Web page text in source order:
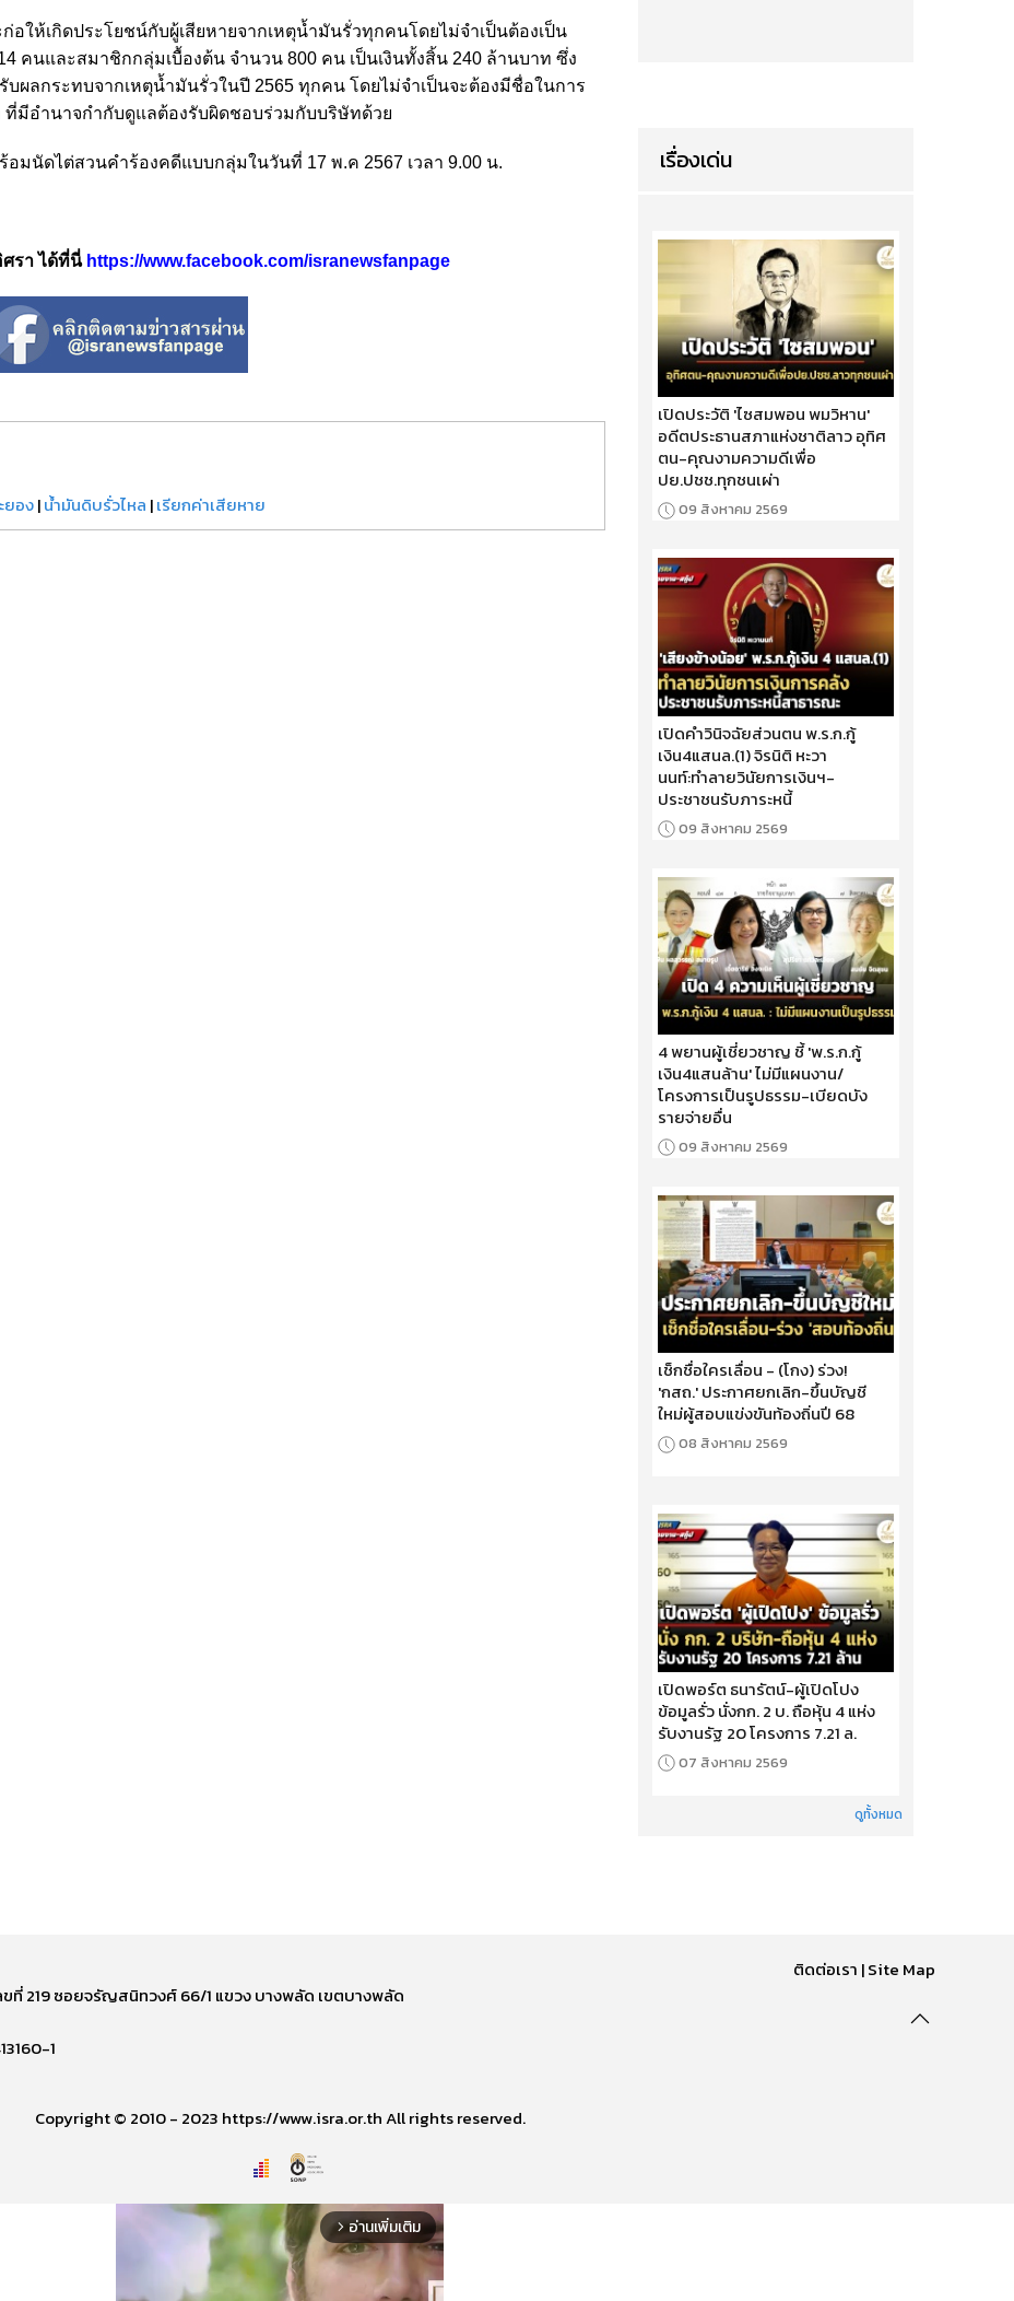
ให้เกิดประโยชน์กับผู้เสียหายจากเหตุน้ำมันรั่วทุกคนโดยไม่จำเป็นต้องเป็น
คนและสมาชิกกลุ่มเบื้องต้น จำนวน 800 คน เป็นเงินทั้งสิ้น 240 ล้านบาท ซึ่ง
ผลกระทบจากเหตุน้ำมันรั่วในปี 2565 ทุกคน โดยไม่จำเป็นจะต้องมีชื่อในการ
มีอำนาจกำกับดูแลต้องรับผิดชอบร่วมกับบริษัทด้วย
มนัดไต่สวนคำร้องคดีแบบกลุ่มในวันที่ 17 พ.ค 2567 เวลา 9.00 น.
รา ได้ที่นี่ https://www.facebook.com/isranewsfanpage
ยอง|น้ำมันดิบรั่วไหล |เรียกค่าเสียหาย
เรื่องเด่น
เปิดประวัติ 'ไซสมพอน พมวิหาน'
อดีตประธานสภาแห่งชาติลาว อุทิศ
ตน-คุณงามความดีเพื่อ
ปย.ปชช.ทุกชนเผ่า
09 สิงหาคม 2569
เปิดคำวินิจฉัยส่วนตน พ.ร.ก.กู้
เงิน4แสนล.(1) จิรนิติ หะวา
นนท์:ทำลายวินัยการเงินฯ-
ประชาชนรับภาระหนี้
09 สิงหาคม 2569
4 พยานผู้เชี่ยวชาญ ชี้ 'พ.ร.ก.กู้
เงิน4แสนล้าน' ไม่มีแผนงาน/
โครงการเป็นรูปธรรม-เบียดบัง
รายจ่ายอื่น
09 สิงหาคม 2569
เช็กชื่อใครเลื่อน - (โกง) ร่วง!
'กสถ.' ประกาศยกเลิก-ขึ้นบัญชี
ใหม่ผู้สอบแข่งขันท้องถิ่นปี 68
08 สิงหาคม 2569
เปิดพอร์ต ธนารัตน์-ผู้เปิดโปง
ข้อมูลรั่ว นั่งกก. 2 บ. ถือหุ้น 4 แห่ง
รับงานรัฐ 20 โครงการ 7.21 ล.
07 สิงหาคม 2569
ดูทั้งหมด
ลขที่ 219 ซอยจรัญสนิทวงศ์ 66/1 แขวง บางพลัด เขตบางพลัด
1
ติดต่อเรา |Site Map
Copyright © 2010 - 2023 https://www.isra.or.th All rights reserved.
arrow_forward_ios อ่านเพิ่มเติม